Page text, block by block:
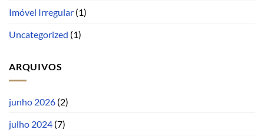
Imóvel Irregular (1)
Uncategorized (1)
ARQUIVOS
junho 2026 (2)
julho 2024 (7)